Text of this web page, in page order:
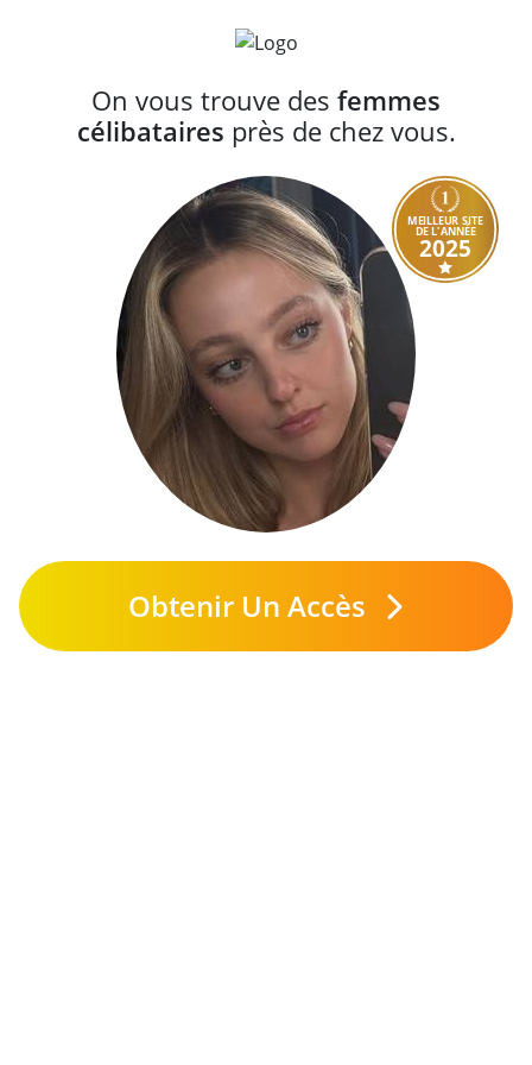
On vous trouve des femmes
célibataires près de chez vous.
MEILLEUR SITE
DE L'ANNÉE
2025
Obtenir Un Accès